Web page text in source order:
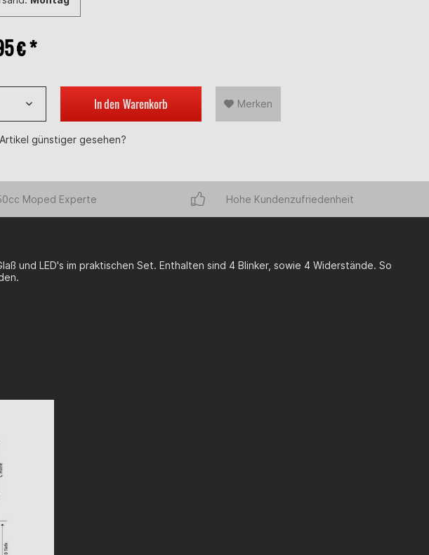
€ *
In den Warenkorb Merken
Artikel günstiger gesehen?
Moped Experte Hohe Kundenzufriedenheit
und LED's im praktischen Set. Enthalten sind 4 Blinker, sowie 4 Widerstände. So